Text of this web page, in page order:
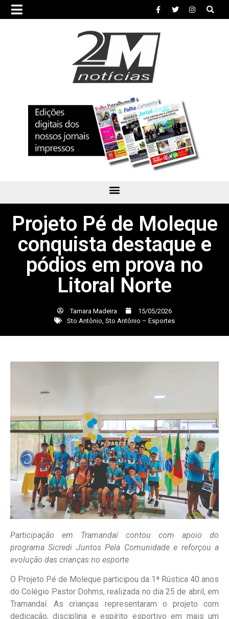
Projeto Pé de Moleque
conquista destaque e
pódios em prova no
Litoral Norte
Tamara Madeira
15/05/2026
Sto Antônio Sto Antônio – Esportes
Participação em Tramandaí contou com apoio do
programa Sicredi Juntos Pela Comunidade e reforçou a
evolução das crianças no esporte
O Projeto Pé de Moleque participou da 1ª Rústica 40 anos
do Colégio Pastor Dohms, realizada no dia 25 de abril, em
Tramandaí. As crianças representaram o projeto com
dedicação, disciplina e espírito esportivo em mais um